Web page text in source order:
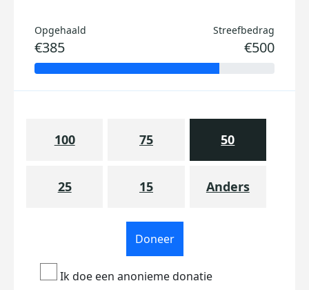
Opgehaald
€385
Streefbedrag
€500
100 75 50
25 15 Anders
Doneer
Ik doe een anonieme donatie